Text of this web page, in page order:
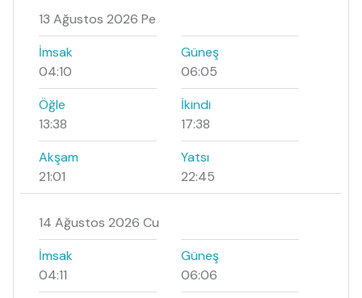
13 Ağustos 2026 Pe
İmsak
04:10
Güneş
06:05
Öğle
13:38
İkindi
17:38
Akşam
21:01
Yatsı
22:45
14 Ağustos 2026 Cu
İmsak
04:11
Güneş
06:06